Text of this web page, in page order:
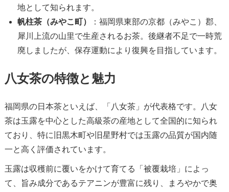
地として知られます。
帆柱茶（みやこ町）
：福岡県東部の京都（みやこ）郡、
犀川上流の山里で生産されるお茶。後継者不足で一時荒
廃しましたが、保存運動により復興を目指しています。
八女茶の特徴と魅力
福岡県の日本茶といえば、「八女茶」が代表格です。八女
茶は玉露を中心とした高級茶の産地として全国的に知られ
ており、特に旧黒木町や旧星野村では玉露の品質が国内随
一と高く評価されています。
玉露は収穫前に覆いをかけて育てる「被覆栽培」によっ
て、旨み成分であるテアニンが豊富に残り、まろやかで奥